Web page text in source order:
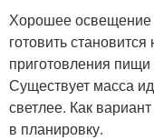
Хорошее освещение
готовить
приготовления
Существует масса
светлее. Как
в планировку.